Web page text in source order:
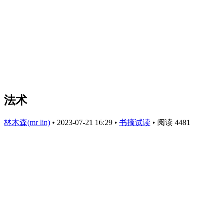
法术
林木森(mr lin) • 2023-07-21 16:29 • 书摘试读 • 阅读 4481